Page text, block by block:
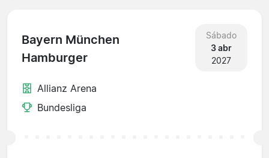
Bayern München
Hamburger
Sábado
3 abr
2027
Allianz Arena
Bundesliga